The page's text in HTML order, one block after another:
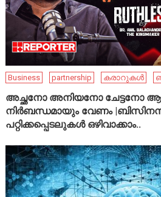
Business partnership കരാറുകൾ
അച്ഛനോ അനിയനോ ചേട്ടനോ
നിർബന്ധമായും വേണം
പറ്റിക്കപ്പെടലുകൾ ഒഴിവാക്കാം..